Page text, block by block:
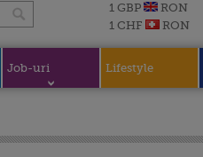
1 GBP
RON
1 CHF
RON
Job-uri Lifestyle